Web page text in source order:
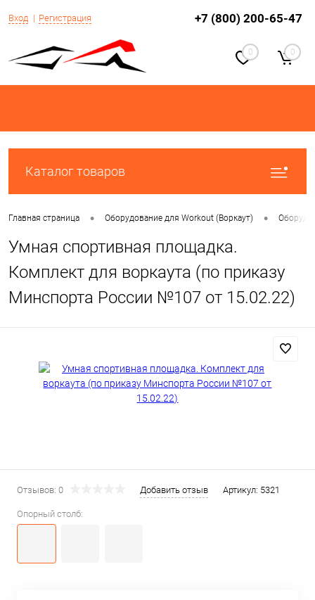
Вход Регистрация +7 (800) 200-65-47
0 0
Каталог товаров
Главная страница • Оборудование для Workout (Воркаут) •
Умная спортивная площадка.
Комплект для воркаута (по приказу
Минспорта России №107 от 15.02.22)
Отзывов: 0 Добавить отзыв Артикул: 5321
Опорный столб: